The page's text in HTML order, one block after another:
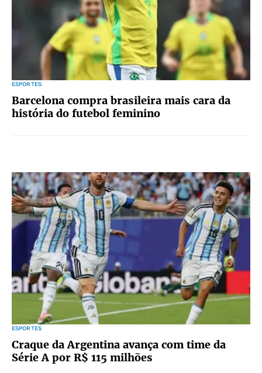
ESPORTES
Barcelona compra brasileira mais cara da
história do futebol feminino
ESPORTES
Craque da Argentina avança com time da
Série A por R$ 115 milhões